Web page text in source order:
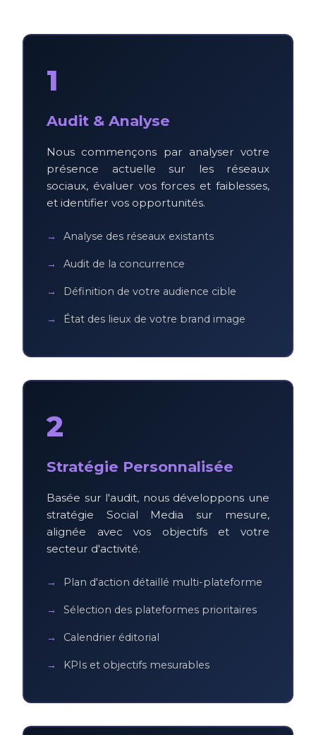
1
Audit & Analyse
Nous commençons par analyser votre
présence actuelle sur les réseaux
sociaux, évaluer vos forces et faiblesses,
et identifier vos opportunités.
Analyse des réseaux existants
Audit de la concurrence
Définition de votre audience cible
État des lieux de votre brand image
2
Stratégie Personnalisée
Basée sur l'audit, nous développons une
stratégie Social Media sur mesure,
alignée avec vos objectifs et votre
secteur d'activité.
Plan d'action détaillé multi-plateforme
Sélection des plateformes prioritaires
Calendrier éditorial
KPIs et objectifs mesurables